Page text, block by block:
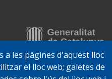
a les pàgines d'aquest lloc
el lloc web; galetes de